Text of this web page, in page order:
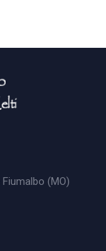
Fiumalbo (MO)